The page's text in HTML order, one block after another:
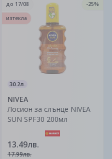
30.2л.
NIVEA
Лосион за слънце NIVEA
SUN SPF30 200мл
13.49лв.
17.99лв.
до 17/08
-25%
изтекла